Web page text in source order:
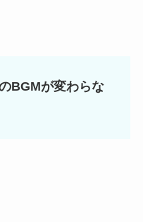
BGMが変わらな